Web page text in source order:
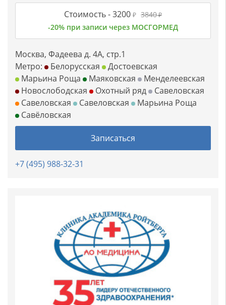
Стоимость -3200 ₽ 3840₽
-20% при записи через МОСГОРМЕД
Москва, Фадеева д. 4А, стр.1
Метро:
Белорусская
Достоевская
Марьина Роща
Маяковская
Менделеевская
Новослободская
Охотный ряд
Савеловская
Савеловская
Савеловская
Марьина Роща
Савёловская
Записаться
+7 (495) 988-32-31